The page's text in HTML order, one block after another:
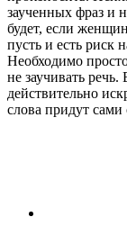
заученных фраз и
будет, если
пусть и есть риск
Необходимо
не заучивать
действительно
слова придут сами